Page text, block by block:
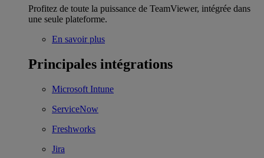
Profitez de toute la puissance de TeamViewer, intégrée dans
une seule plateforme.
En savoir plus
Principales intégrations
Microsoft Intune
ServiceNow
Freshworks
Jira